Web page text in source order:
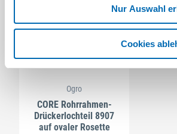
Nur Auswahl
Cookies
Ogro
CORE Rohrrahmen-
Drückerlochteil 8907
auf ovaler Rosette